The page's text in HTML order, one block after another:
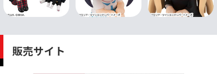
販売サイト